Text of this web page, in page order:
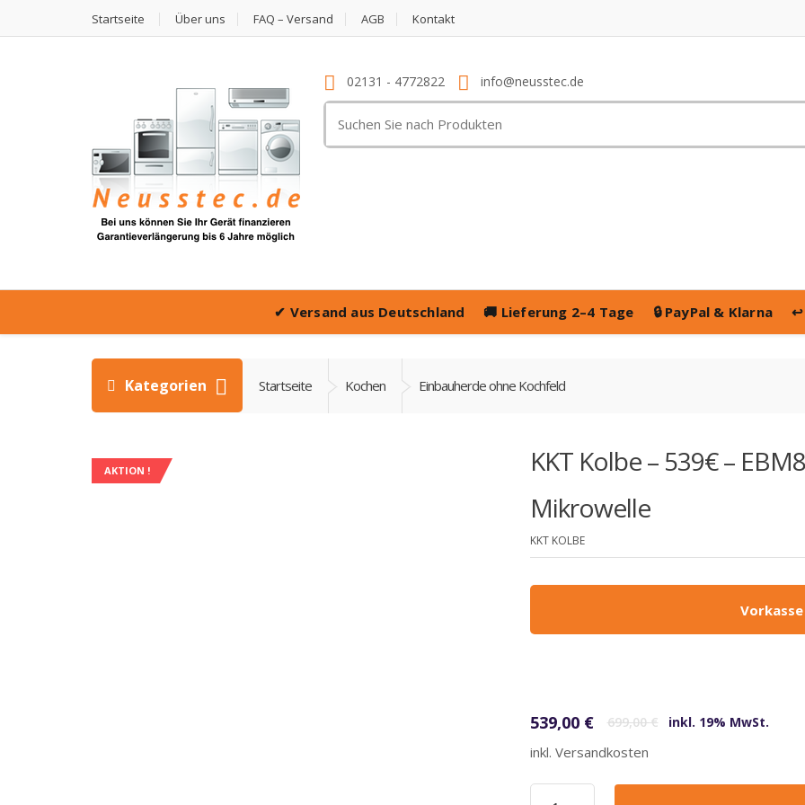
Startseite Über uns FAQ – Versand AGB Kontakt
02131 - 4772822 info@neusstec.de
nach:
✔ Versand aus Deutschland 🚚 Lieferung 2–4 Tage 🔒 PayPal & Klarna
Kategorien Startseite Kochen Einbauherde ohne Kochfeld
AKTION !
KKT Kolbe – 539€ –
Mikrowelle
KKT KOLBE
699,00€
539,00 € inkl. 19% MwSt.
inkl. Versandkosten
KKT